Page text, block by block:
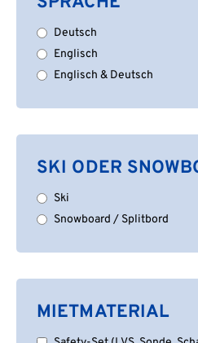
Deutsch
Englisch
Englisch & Deutsch
SKI ODER
Ski
Snowboard / Splitbord
MIETMATERIAL